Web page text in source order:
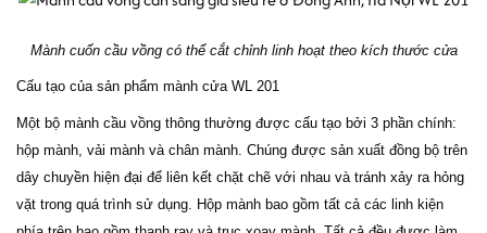
Mành cuốn cầu vồng có thể cắt chỉnh linh hoạt theo kích thước cửa
Cấu tạo của sản phẩm mành cửa WL 201
Một bộ mành cầu vồng thông thường được cấu tạo bởi 3 phần chính:
hộp mành, vải mành và chân mành. Chúng được sản xuất đồng bộ trên
dây chuyền hiện đại để liên kết chặt chẽ với nhau và tránh xảy ra hỏng
vặt trong quá trình sử dụng. Hộp mành bao gồm tất cả các linh kiện